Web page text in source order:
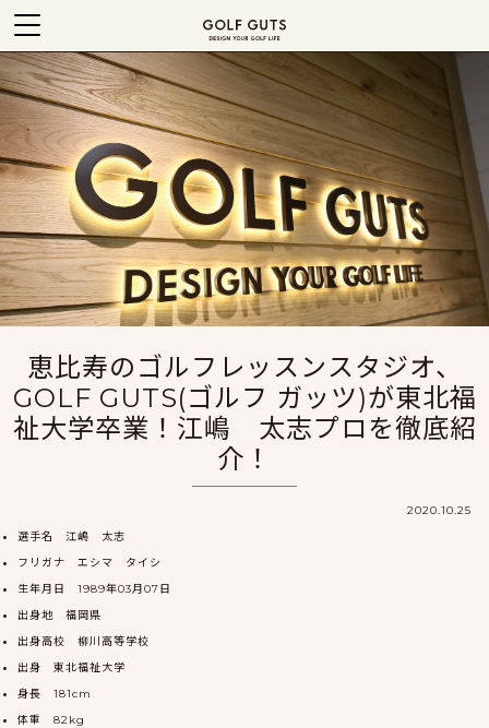
恵比寿のゴルフレッスンスタジオ、
GOLF GUTS(ゴルフ ガッツ)が東北福
祉大学卒業！江嶋 太志プロを徹底紹
介！
2020.10.25
選手名 江嶋 太志
フリガナ エシマ タイシ
生年月日 1989年03月07日
出身地 福岡県
出身高校 柳川高等学校
出身 東北福祉大学
身長 181cm
体重 82kg